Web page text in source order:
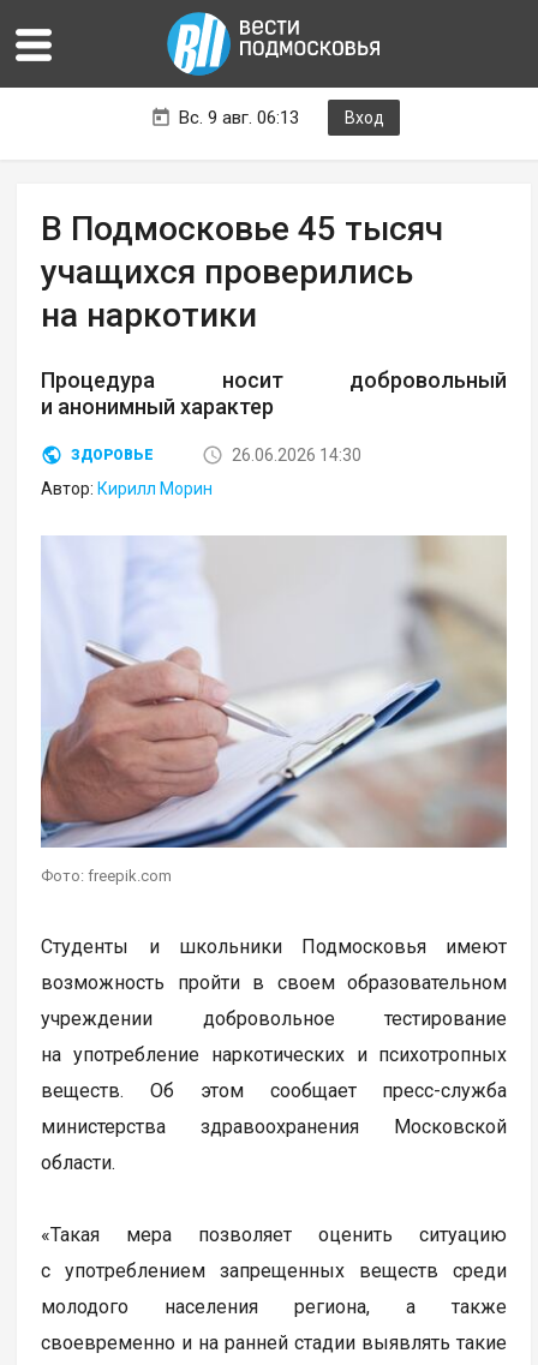
Вс. 9 авг. 06:13 Вход
В Подмосковье 45 тысяч
учащихся проверились
на наркотики
Процедура носит добровольный
и анонимный характер
ЗДОРОВЬЕ
26.06.2026 14:30
Автор: Кирилл Морин
Фото: freepik.com
Студенты и школьники Подмосковья имеют
возможность пройти в своем образовательном
учреждении добровольное тестирование
на употребление наркотических и психотропных
веществ. Об этом сообщает пресс-служба
министерства здравоохранения Московской
области.
«Такая мера позволяет оценить ситуацию
с употреблением запрещенных веществ среди
молодого населения региона, а также
своевременно и на ранней стадии выявлять такие